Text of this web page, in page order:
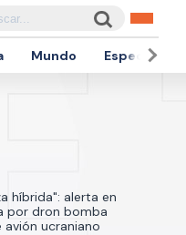
Mundo Espectáculos
híbrida": alerta en
por dron bomba
avión ucraniano